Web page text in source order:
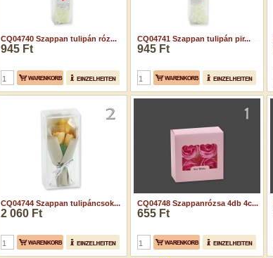
CQ04740 Szappan tulipán róz...
945 Ft
CQ04741 Szappan tulipán pir...
945 Ft
CQ04744 Szappan tulipáncsok...
2 060 Ft
CQ04748 Szappanrózsa 4db 4c...
655 Ft